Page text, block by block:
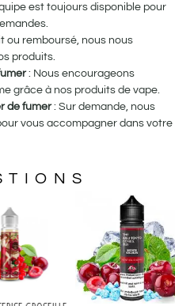
est toujours disponible pour
ou remboursé, nous nous
produits.
: Nous encourageons
grâce à nos produits de vape.
de fumer: Sur demande, nous
vous accompagner dans votre